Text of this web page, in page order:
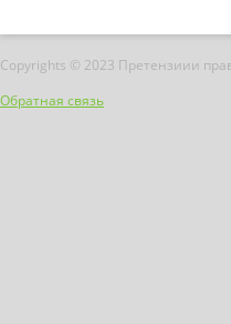
Copyrights © 2023 Претензиии
Обратная связь